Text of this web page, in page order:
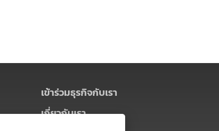
เข้าร่วมธุรกิจกับเรา
เกี่ยวกับเรา